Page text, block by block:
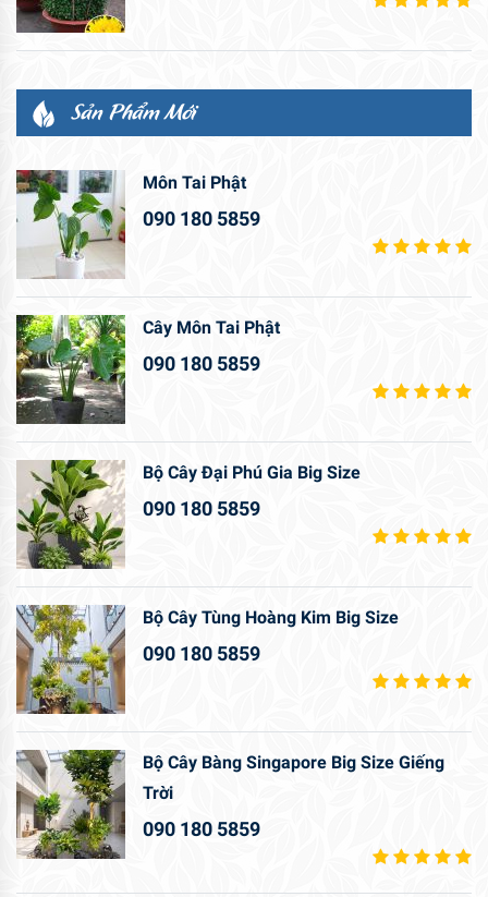
Sản Phẩm Mới
Môn Tai Phật
090 180 5859
Cây Môn Tai Phật
090 180 5859
Bộ Cây Đại Phú Gia Big Size
090 180 5859
Bộ Cây Tùng Hoàng Kim Big Size
090 180 5859
Bộ Cây Bàng Singapore Big Size Giếng
Trời
090 180 5859